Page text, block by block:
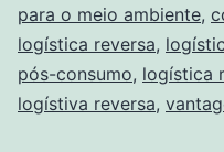
para o meio ambiente,
logística reversa,
pós-consumo, logística
logístiva reversa,